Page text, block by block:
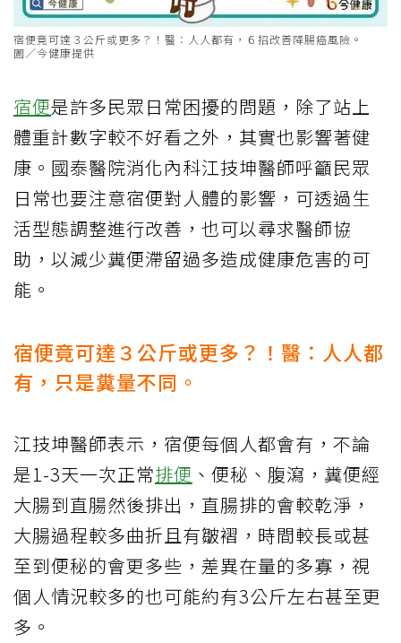
宿便竟可達３公斤或更多？！醫：人人都有，６招改善降腸癌風險。
圖／今健康提供
宿便是許多民眾日常困擾的問題，除了站上
體重計數字較不好看之外，其實也影響著健
康。國泰醫院消化內科江技坤醫師呼籲民眾
日常也要注意宿便對人體的影響，可透過生
活型態調整進行改善，也可以尋求醫師協
助，以減少糞便滯留過多造成健康危害的可
能。
宿便竟可達３公斤或更多？！醫：人人都
有，只是糞量不同。
江技坤醫師表示，宿便每個人都會有，不論
是1-3天一次正常排便 、便秘、腹瀉，糞便經
大腸到直腸然後排出，直腸排的會較乾淨，
大腸過程較多曲折且有皺褶，時間較長或甚
至到便秘的會更多些，差異在量的多寡，視
個人情況較多的也可能約有3公斤左右甚至更
多。